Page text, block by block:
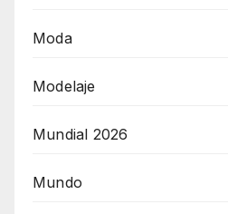
Moda
Modelaje
Mundial 2026
Mundo